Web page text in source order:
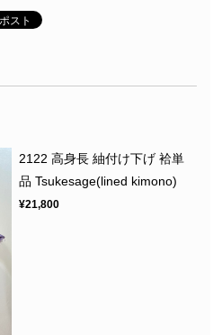
2122 高身長 紬付け下げ 袷単
品 Tsukesage(lined kimono)
¥21,800